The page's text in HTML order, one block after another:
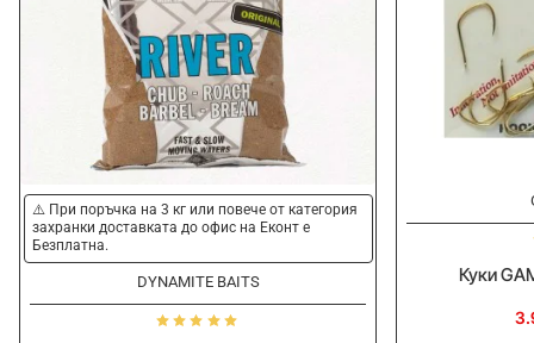
-15%
⚠️ При поръчка на 3 кг или повече от категория
захранки доставката до офис на Еконт е
Безплатна.
DYNAMITE BAITS Куки